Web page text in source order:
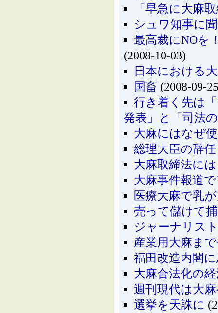
「早急に大麻
シュワ知事に
最高裁にNOを
(2008-10-03)
日本における
国畜 (2008-09-
行き着く先は
発表」と「司法
大麻にはなぜ
総理大臣の辞
大麻取締法に
大麻事件報道
医療大麻で乳
売って儲けて
ジャーナリス
産業用大麻ま
福田改造内閣
大麻合法化の
週刊現代は大
選挙を天誅に